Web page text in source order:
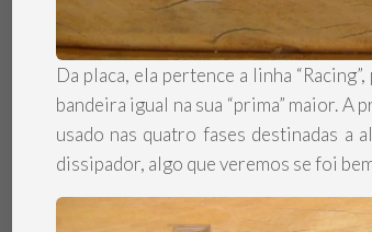
Da placa, ela pertence a linha
bandeira igual na sua “prima” maior.
usado nas quatro fases destinadas a
dissipador, algo que veremos se foi